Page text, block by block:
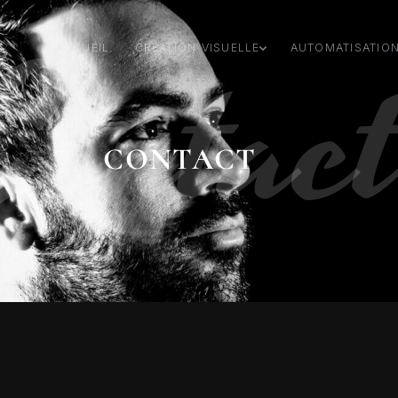
ACCUEIL CRÉATION VISUELLE
CONTACT